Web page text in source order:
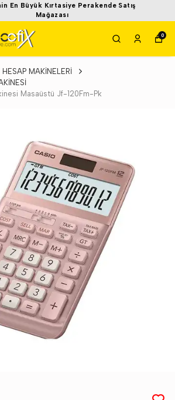
En Büyük Kırtasiye Perakende Satış
Mağazası
0
HESAP MAKİNELERİ
Masaüstü Jf-120Fm-Pk